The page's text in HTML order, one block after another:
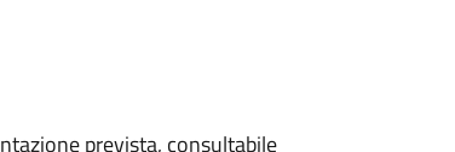
prevista, consultabile